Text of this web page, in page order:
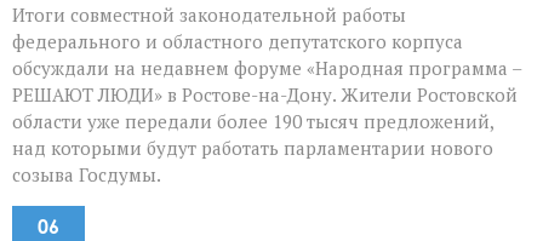
Итоги совместной законодательной работы
федерального и областного депутатского корпуса
обсуждали на недавнем форуме «Народная программа –
РЕШАЮТ ЛЮДИ» в Ростове-на-Дону. Жители Ростовской
области уже передали более 190 тысяч предложений,
над которыми будут работать парламентарии нового
созыва Госдумы.
06